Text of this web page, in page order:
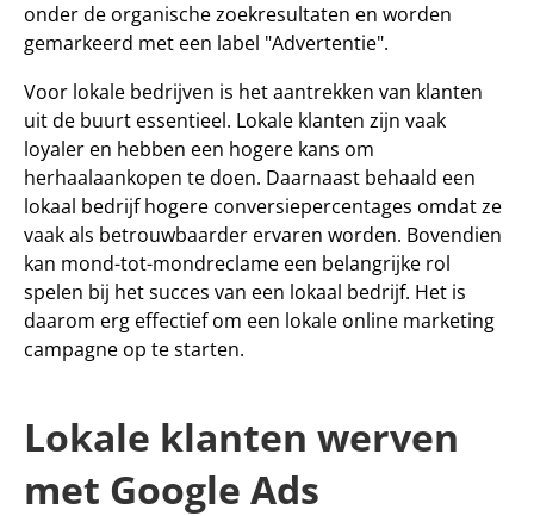
onder de organische zoekresultaten en worden
gemarkeerd met een label "Advertentie".
Voor lokale bedrijven is het aantrekken van klanten
uit de buurt essentieel. Lokale klanten zijn vaak
loyaler en hebben een hogere kans om
herhaalaankopen te doen. Daarnaast behaald een
lokaal bedrijf hogere conversiepercentages omdat ze
vaak als betrouwbaarder ervaren worden. Bovendien
kan mond-tot-mondreclame een belangrijke rol
spelen bij het succes van een lokaal bedrijf. Het is
daarom erg effectief om een lokale online marketing
campagne op te starten.
Lokale klanten werven
met Google Ads